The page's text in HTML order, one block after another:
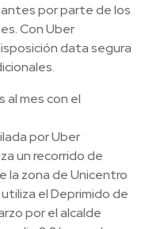
por parte de los
Con Uber
data segura
al mes con el
por Uber
un recorrido de
la zona de Unicentro
el Deprimido de
por el alcalde